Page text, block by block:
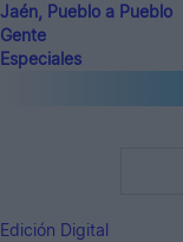
Jaén, Pueblo a Pueblo
Gente
Especiales
Edición Digital